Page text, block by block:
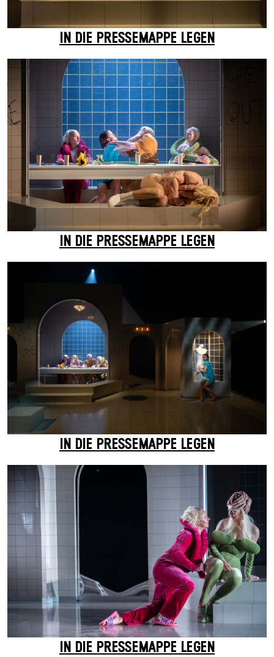
IN DIE PRESSEMAPPE LEGEN
IN DIE PRESSEMAPPE LEGEN
IN DIE PRESSEMAPPE LEGEN
IN DIE PRESSEMAPPE LEGEN